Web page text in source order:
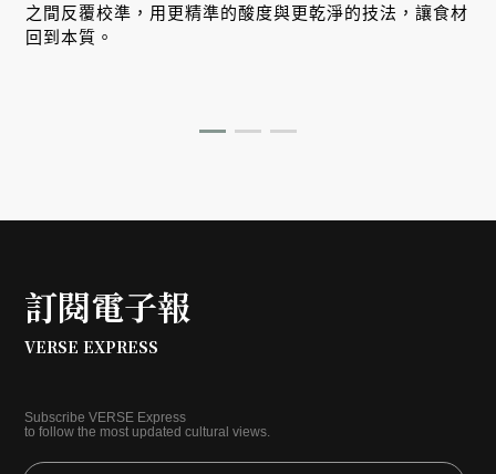
之間反覆校準，用更精準的酸度與更乾淨的技法，讓食材
回到本質。
訂閱電子報
VERSE EXPRESS
Subscribe VERSE Express
to follow the most updated cultural views.